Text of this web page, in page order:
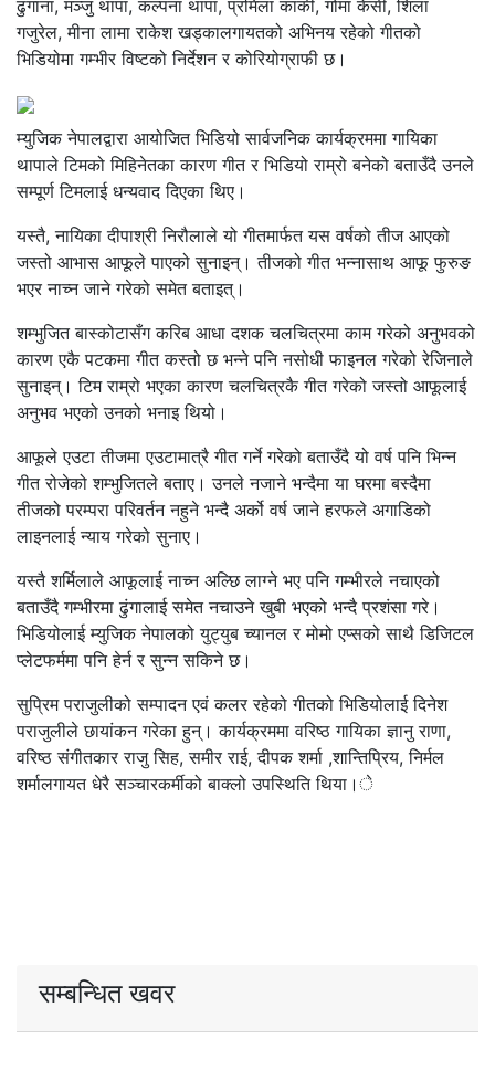
ढुंगाना, मञ्जु थापा, कल्पना थापा, प्रमिला कार्की, गोमा केसी, शिला
गजुरेल, मीना लामा राकेश खड्कालगायतको अभिनय रहेको गीतको
भिडियोमा गम्भीर विष्टको निर्देशन र कोरियोग्राफी छ।
म्युजिक नेपालद्वारा आयोजित भिडियो सार्वजनिक कार्यक्रममा गायिका
थापाले टिमको मिहिनेतका कारण गीत र भिडियो राम्रो बनेको बताउँदै उनले
सम्पूर्ण टिमलाई धन्यवाद दिएका थिए।
यस्तै, नायिका दीपाश्री निरौलाले यो गीतमार्फत यस वर्षको तीज आएको
जस्तो आभास आफूले पाएको सुनाइन्। तीजको गीत भन्नासाथ आफू फुरुङ
भएर नाच्न जाने गरेको समेत बताइत्।
शम्भुजित बास्कोटासँग करिब आधा दशक चलचित्रमा काम गरेको अनुभवको
कारण एकै पटकमा गीत कस्तो छ भन्ने पनि नसोधी फाइनल गरेको रेजिनाले
सुनाइन्। टिम राम्रो भएका कारण चलचित्रकै गीत गरेको जस्तो आफूलाई
अनुभव भएको उनको भनाइ थियो।
आफूले एउटा तीजमा एउटामात्रै गीत गर्ने गरेको बताउँदै यो वर्ष पनि भिन्न
गीत रोजेको शम्भुजितले बताए। उनले नजाने भन्दैमा या घरमा बस्दैमा
तीजको परम्परा परिवर्तन नहुने भन्दै अर्को वर्ष जाने हरफले अगाडिको
लाइनलाई न्याय गरेको सुनाए।
यस्तै शर्मिलाले आफूलाई नाच्न अल्छि लाग्ने भए पनि गम्भीरले नचाएको
बताउँदै गम्भीरमा ढुंगालाई समेत नचाउने खुबी भएको भन्दै प्रशंसा गरे।
भिडियोलाई म्युजिक नेपालको युट्युब च्यानल र मोमो एप्सको साथै डिजिटल
प्लेटफर्ममा पनि हेर्न र सुन्न सकिने छ।
सुप्रिम पराजुलीको सम्पादन एवं कलर रहेको गीतको भिडियोलाई दिनेश
पराजुलीले छायांकन गरेका हुन्। कार्यक्रममा वरिष्ठ गायिका ज्ञानु राणा,
वरिष्ठ संगीतकार राजु सिह, समीर राई, दीपक शर्मा ,शान्तिप्रिय, निर्मल
शर्मालगायत धेरै सञ्चारकर्मीको बाक्लो उपस्थिति थिया।े
सम्बन्धित खवर